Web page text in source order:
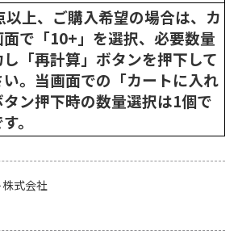
上、ご購入希望の場合は、カ
面で「10+」を選択、必要数量
「再計算」ボタンを押下して
い。当画面での「カートに入れ
ン押下時の数量選択は1個で
。
式会社